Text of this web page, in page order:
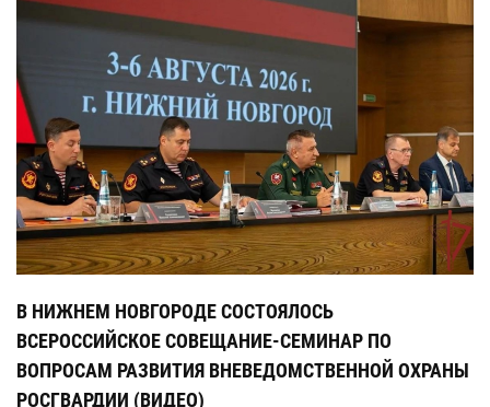
В НИЖНЕМ НОВГОРОДЕ СОСТОЯЛОСЬ
ВСЕРОССИЙСКОЕ СОВЕЩАНИЕ-СЕМИНАР ПО
ВОПРОСАМ РАЗВИТИЯ ВНЕВЕДОМСТВЕННОЙ ОХРАНЫ
РОСГВАРДИИ (ВИДЕО)